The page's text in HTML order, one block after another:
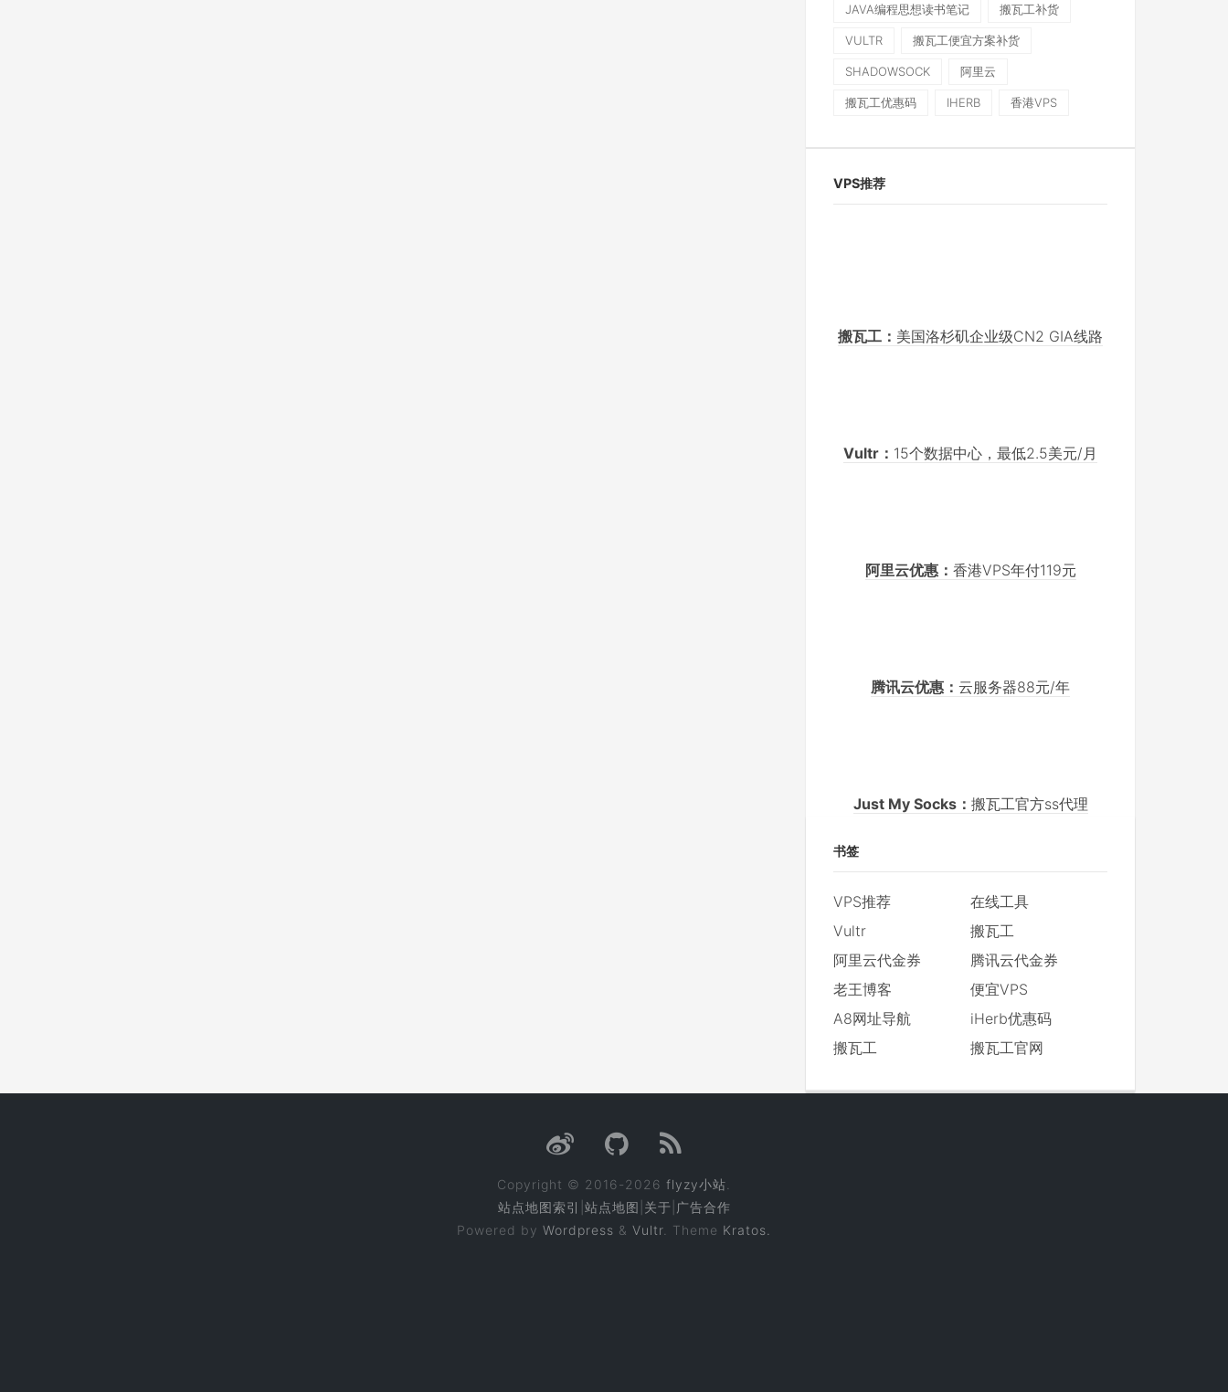
JAVA编程思想读书笔记 搬瓦工补货
VULTR 搬瓦工便宜方案补货
SHADOWSOCK 阿里云
搬瓦工优惠码 IHERB 香港VPS
VPS推荐
搬瓦工： 美国洛杉矶企业级CN2 GIA线路
Vultr： 15个数据中心，最低2.5美元/月
阿里云优惠： 香港VPS年付119元
腾讯云优惠： 云服务器88元/年
Just My Socks： 搬瓦工官方ss代理
书签
VPS推荐
在线工具
Vultr
搬瓦工
阿里云代金券
腾讯云代金券
老王博客
便宜VPS
A8网址导航
iHerb优惠码
搬瓦工
搬瓦工官网
Copyright © 2016-2026 flyzy小站
站点地图索引 站点地图 关于 广告合作
Powered by Wordpress & Vultr . Theme Kratos.